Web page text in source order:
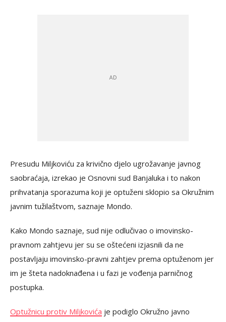
Presudu Miljkoviću za krivično djelo ugrožavanje javnog
saobraćaja, izrekao je Osnovni sud Banjaluka i to nakon
prihvatanja sporazuma koji je optuženi sklopio sa Okružnim
javnim tužilaštvom, saznaje Mondo.
Kako Mondo saznaje, sud nije odlučivao o imovinsko-
pravnom zahtjevu jer su se oštećeni izjasnili da ne
postavljaju imovinsko-pravni zahtjev prema optuženom jer
im je šteta nadoknađena i u fazi je vođenja parničnog
postupka.
Optužnicu protiv Miljkovića je podiglo Okružno javno